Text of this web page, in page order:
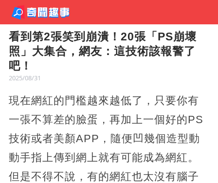
看到第2張笑到崩潰！20張「PS崩壞
照」大集合，網友：這技術該報警了
吧！
2025/08/31
現在網紅的門檻越來越低了，只要你有
一張不算差的臉蛋，再加上一個好的PS
技術或者美顏APP，隨便凹幾個造型動
動手指上傳到網上就有可能成為網紅。
但是不得不說，有的網紅也太沒有腦子